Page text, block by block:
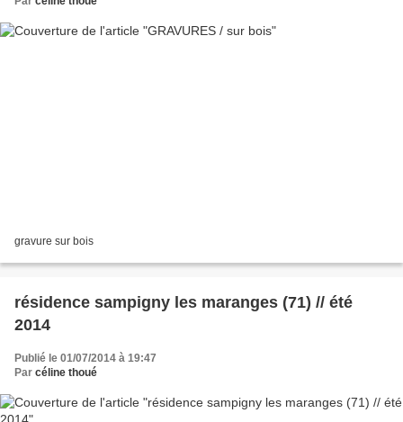
gravure sur bois
résidence sampigny les maranges (71) // été
2014
Publié le 01/07/2014 à 19:47
Par céline thoué